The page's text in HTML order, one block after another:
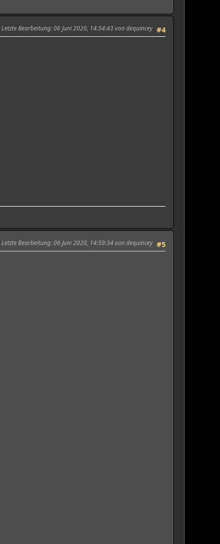
#4
Letzte Bearbeitung: 06 Juni 2020, 14:54:43 von dequincey
#5
Letzte Bearbeitung: 06 Juni 2020, 14:59:34 von dequincey